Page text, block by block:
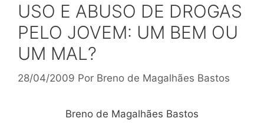
USO E ABUSO DE DROGAS
PELO JOVEM: UM BEM OU
UM MAL?
28/04/2009 Por Breno de Magalhães Bastos
Breno de Magalhães Bastos